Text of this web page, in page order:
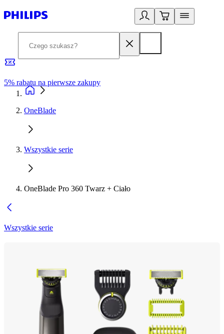
5% rabatu na pierwsze zakupy
OneBlade
Wszystkie serie
OneBlade Pro 360 Twarz + Ciało
Wszystkie serie